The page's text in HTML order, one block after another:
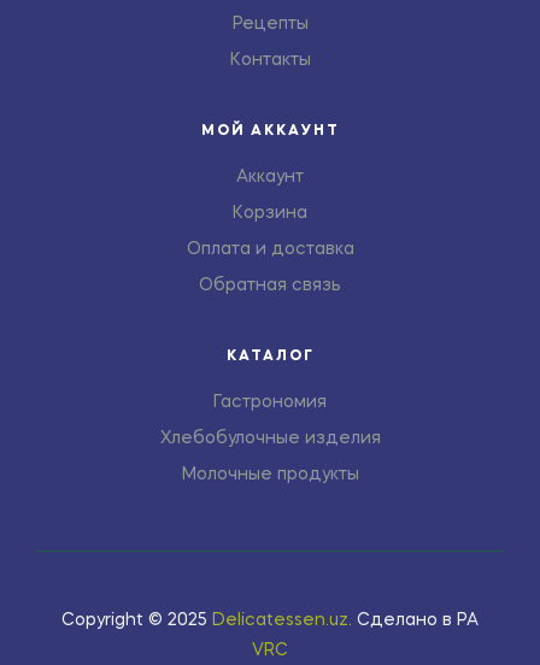
Рецепты
Контакты
МОЙ АККАУНТ
Аккаунт
Корзина
Оплата и доставка
Обратная связь
КАТАЛОГ
Гастрономия
Хлебобулочные изделия
Молочные продукты
Copyright © 2025 Delicatessen.uz. Сделано в РА
VRC